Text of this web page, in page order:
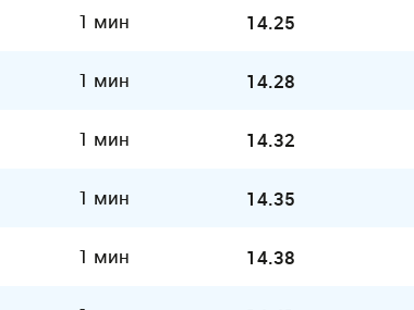
1 мин 14.25
1 мин 14.28
1 мин 14.32
1 мин 14.35
1 мин 14.38